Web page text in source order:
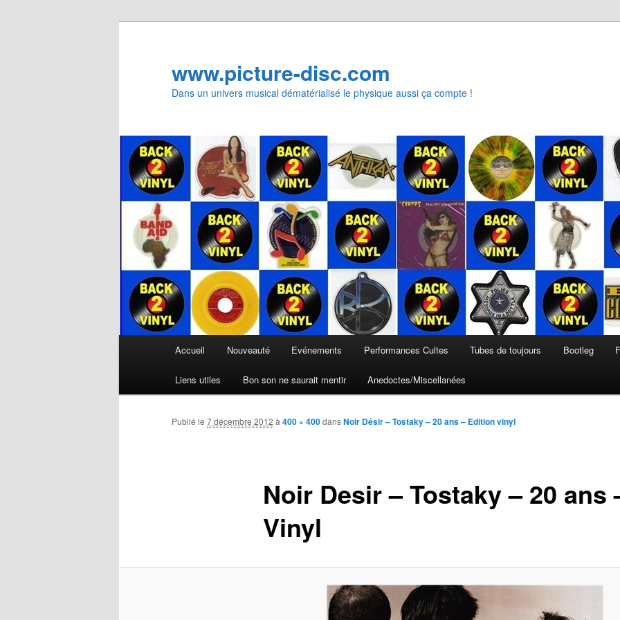
www.picture-disc.com
Dans un univers musical dématérialisé le physique aussi ça compte !
Accueil Nouveauté Evénements Performances Cultes Tubes de toujours Bootleg
Liens utiles Bon son ne saurait mentir Anedoctes/Miscellanées
Noir Desir – Tostaky – 20 ans
Vinyl
Publié le 7 décembre 2012 à400 × 400dansNoir Désir – Tostaky – 20 ans – Edition vinyl